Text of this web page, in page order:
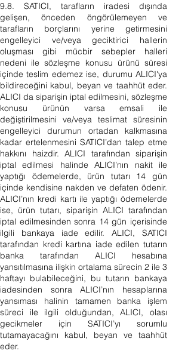
9.8. SATICI, tarafların iradesi dışında
gelişen, önceden öngörülemeyen ve
tarafların borçlarını yerine getirmesini
engelleyici ve/veya geciktirici hallerin
oluşması gibi mücbir sebepler halleri
nedeni ile sözleşme konusu ürünü süresi
içinde teslim edemez ise, durumu ALICI'ya
bildireceğini kabul, beyan ve taahhüt eder.
ALICI da siparişin iptal edilmesini, sözleşme
konusu ürünün varsa emsali ile
değiştirilmesini ve/veya teslimat süresinin
engelleyici durumun ortadan kalkmasına
kadar ertelenmesini SATICI’dan talep etme
hakkını haizdir. ALICI tarafından siparişin
iptal edilmesi halinde ALICI’nın nakit ile
yaptığı ödemelerde, ürün tutarı 14 gün
içinde kendisine nakden ve defaten ödenir.
ALICI’nın kredi kartı ile yaptığı ödemelerde
ise, ürün tutarı, siparişin ALICI tarafından
iptal edilmesinden sonra 14 gün içerisinde
ilgili bankaya iade edilir. ALICI, SATICI
tarafından kredi kartına iade edilen tutarın
banka tarafından ALICI hesabına
yansıtılmasına ilişkin ortalama sürecin 2 ile 3
haftayı bulabileceğini, bu tutarın bankaya
iadesinden sonra ALICI’nın hesaplarına
yansıması halinin tamamen banka işlem
süreci ile ilgili olduğundan, ALICI, olası
gecikmeler için SATICI’yı sorumlu
tutamayacağını kabul, beyan ve taahhüt
eder.